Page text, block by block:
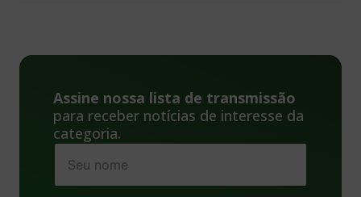
Assine nossa lista de transmissão
para receber notícias de interesse da
categoria.